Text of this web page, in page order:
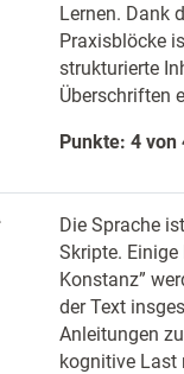
Lernen. Dank
Praxisblöcke
strukturierte
Überschriften
Punkte: 4 von
Die Sprache
Skripte. Einige
Konstanz”
der Text
Anleitungen
kognitive Last